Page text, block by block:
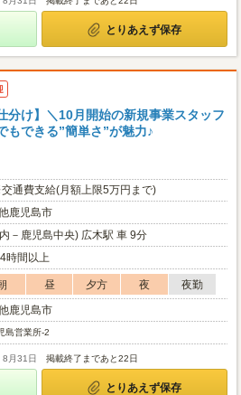
とりあえず保存
分け】＼10月開始の新規事業スタッフ
もできる”簡単さ”が魅力♪
通費支給(月額上限5万円まで)
鹿児島市
－鹿児島中央) 広木駅 車 9分
時間以上
昼 夕方 夜
夜勤
鹿児島市
島営業所-2
8月31日 掲載終了まであと22日
とりあえず保存